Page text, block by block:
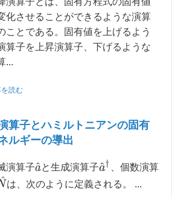
化させることができるような演算
ことである。固有値を上げるよう
算子を上昇演算子、下げるような
...
読む
算子とハミルトニアンの固有
ルギーの導出
演算子a^と生成演算子a^ 、個数演算
^は、次のように定義される。 ...